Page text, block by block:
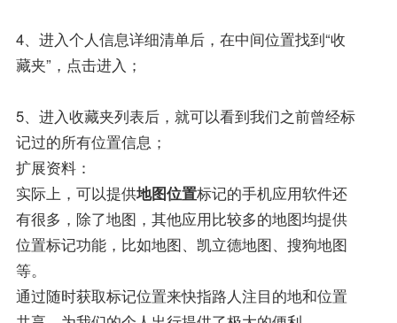
4、进入个人信息详细清单后，在中间位置找到“收
藏夹”，点击进入；
5、进入收藏夹列表后，就可以看到我们之前曾经标
记过的所有位置信息；
扩展资料：
实际上，可以提供地图位置标记的手机应用软件还
有很多，除了地图，其他应用比较多的地图均提供
位置标记功能，比如地图、凯立德地图、搜狗地图
等。
通过随时获取标记位置来快指路人注目的地和位置